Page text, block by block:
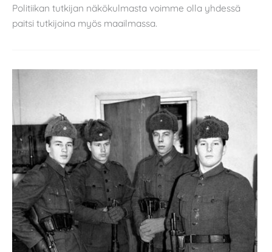
Politiikan tutkijan näkökulmasta voimme olla yhdessä
paitsi tutkijoina myös maailmassa.